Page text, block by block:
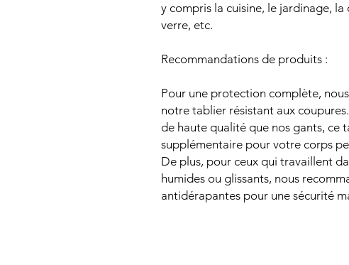
y compris la cuisine, le jardinage,
verre, etc.
Recommandations de produits :
Pour une protection complète,
notre tablier résistant aux
de haute qualité que nos gants, ce
supplémentaire pour votre corps
De plus, pour ceux qui travaillent
humides ou glissants, nous
antidérapantes pour une sécurité